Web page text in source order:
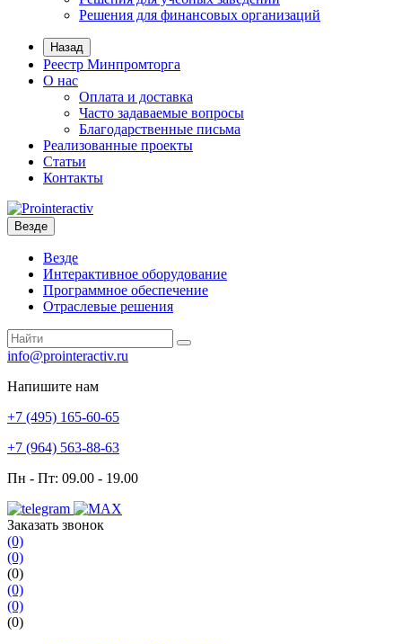
Решения для финансовых организаций
Назад
Реестр Минпромторга
О нас
Оплата и доставка
Часто задаваемые вопросы
Благодарственные письма
Реализованные проекты
Статьи
Контакты
Везде
Везде
Интерактивное оборудование
Программное обеспечение
Отраслевые решения
info@prointeractiv.ru
Напишите нам
+7 (495) 165-60-65
+7 (964) 563-88-63
Пн - Пт: 09.00 - 19.00
Заказать звонок
(0)
(0)
(0)
(0)
(0)
(0)